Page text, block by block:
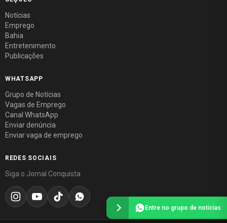
Notícias
Emprego
Bahia
Entretenimento
Publicações
WHATSAPP
Grupo de Notícias
Vagas de Emprego
Canal WhatsApp
Enviar denúncia
Enviar vaga de emprego
REDES SOCIAIS
Siga o Jornal Conquista
Entre no grupo de notícias